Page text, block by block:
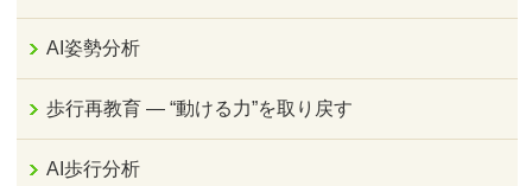
AI姿勢分析
歩行再教育 ― “動ける力”を取り戻す
AI歩行分析